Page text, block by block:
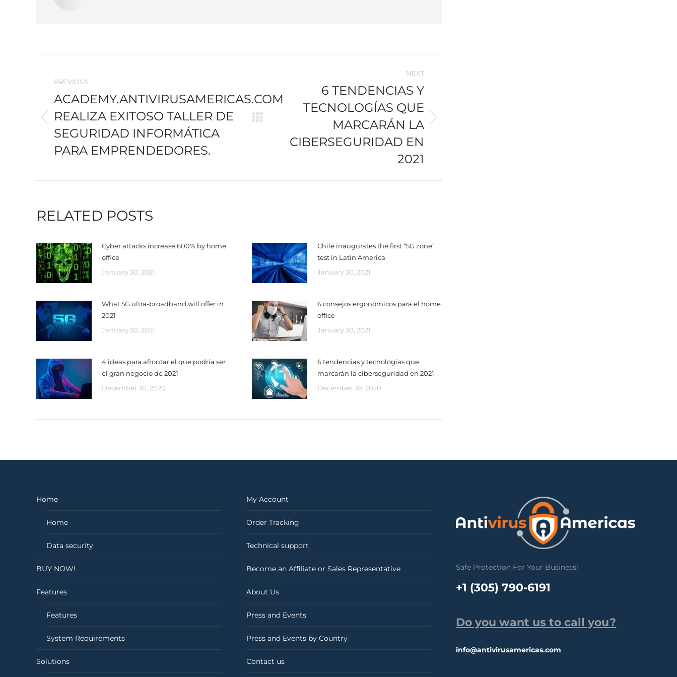
NAVIGATION
PREVIOUS
Previous
post:
ACADEMY.ANTIVIRUSAMERICAS.COM
REALIZA EXITOSO TALLER DE
SEGURIDAD INFORMÁTICA
PARA EMPRENDEDORES.
NEXT
6 TENDENCIAS Y
TECNOLOGÍAS QUE
MARCARÁN LA
CIBERSEGURIDAD EN
2021
RELATED POSTS
Cyber ​​attacks increase 600% by home
office
January 30, 2021
Chile inaugurates the first “5G zone”
test in Latin America
January 30, 2021
What 5G ultra-broadband will offer in
2021
January 30, 2021
6 consejos ergonómicos para el home
office
January 30, 2021
4 ideas para afrontar el que podría ser
el gran negocio de 2021
December 30, 2020
6 tendencias y tecnologías que
marcarán la ciberseguridad en 2021
December 30, 2020
Home
Home
Data security
BUY NOW!
Features
Features
System Requirements
Solutions
My Account
Order Tracking
Technical support
Become an Affiliate or Sales Representative
About Us
Press and Events
Press and Events by Country
Contact us
Safe Protection For Your Business!
+1 (305) 790-6191
Do you want us to call you?
info@antivirusamericas.com